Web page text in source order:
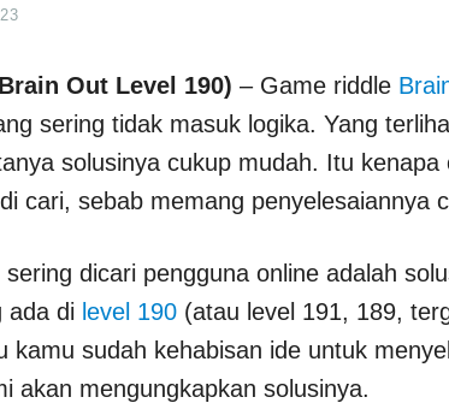
Out Level 190) – Game riddle
sering tidak masuk logika. Yang
solusinya cukup mudah. Itu
cari, sebab memang penyelesaiannya
dicari pengguna online adalah
ada di level 190 (atau level 191, 189,
kamu sudah kehabisan ide untuk
akan mengungkapkan solusinya.